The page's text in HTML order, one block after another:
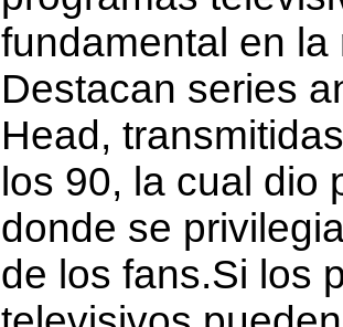
fundamental en
Destacan series
Head,
los 90, la cual dio
donde se
de los fans.Si los productos fílmicos, audiovisuales y